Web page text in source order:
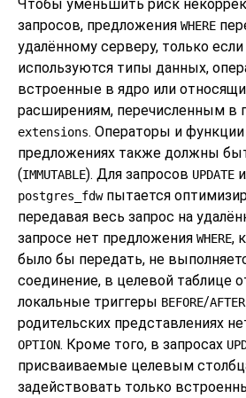
Чтобы уменьшить риск
запросов, предложения WHERE
удалённому серверу, только
используются типы данных,
встроенные в ядро или
расширениям, перечисленным в
extensions. Операторы и функции
предложениях также должны
(IMMUTABLE). Для запросов UPDATE
postgres_fdwпытается
передавая весь запрос на
запросе нет предложения WHERE,
было бы передать, не
соединение, в целевой таблице
локальные триггеры BEFORE/AFTER
родительских представлениях
OPTION. Кроме того, в запросах
присваиваемые целевым
задействовать только